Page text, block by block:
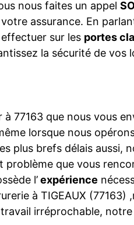
nous faites un appel
assurance. En
sur les portes
la sécurité de vos
à 77163 que nous vous
lorsque nous
plus brefs délais aussi,
problème que vous
l’expérience
à TIGEAUX
irréprochable,